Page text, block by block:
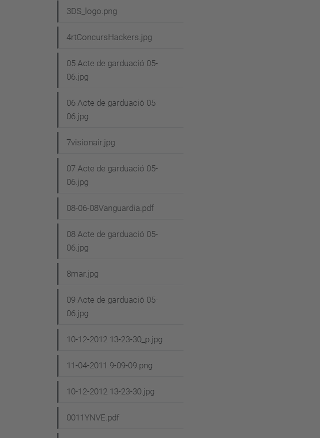
3DS_logo.png
4rtConcursHackers.jpg
05 Acte de garduació 05-
06.jpg
06 Acte de garduació 05-
06.jpg
7visionair.jpg
07 Acte de garduació 05-
06.jpg
08-06-08Vanguardia.pdf
08 Acte de garduació 05-
06.jpg
8mar.jpg
09 Acte de garduació 05-
06.jpg
10-12-2012 13-23-30_p.jpg
11-04-2011 9-09-09.png
10-12-2012 13-23-30.jpg
0011YNVE.pdf